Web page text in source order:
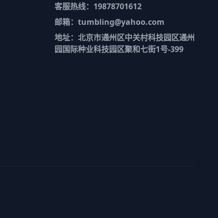
客服热线：19878701612
邮箱：tumbling@yahoo.com
地址：北京市通州区中关村科技园区通州
园国际种业科技园区聚和七街1号-399